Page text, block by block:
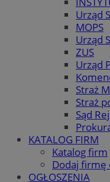
Urząd
MOPS
Urząd
ZUS
Urząd
Straż
Straż
Sąd
KATALOG FIRM
Katalog firm
Dodaj firmę
OGŁOSZENIA